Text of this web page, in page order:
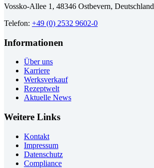
Vossko-Allee 1, 48346 Ostbevern, Deutschland
Telefon: +49 (0) 2532 9602-0
Informationen
Über uns
Karriere
Werksverkauf
Rezeptwelt
Aktuelle News
Weitere Links
Kontakt
Impressum
Datenschutz
Compliance